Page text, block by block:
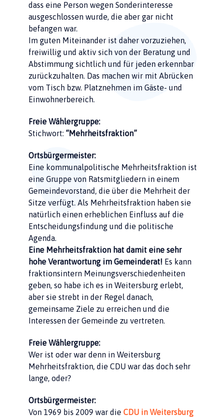
dass eine Person wegen Sonderinteresse
ausgeschlossen wurde, die aber gar nicht
befangen war.
Im guten Miteinander ist daher vorzuziehen,
freiwillig und aktiv sich von der Beratung und
Abstimmung sichtlich und für jeden erkennbar
zurückzuhalten. Das machen wir mit Abrücken
vom Tisch bzw. Platznehmen im Gäste- und
Einwohnerbereich.
Freie Wählergruppe:
Stichwort: “Mehrheitsfraktion”
Ortsbürgermeister:
Eine kommunalpolitische Mehrheitsfraktion ist
eine Gruppe von Ratsmitgliedern in einem
Gemeindevorstand, die über die Mehrheit der
Sitze verfügt. Als Mehrheitsfraktion haben sie
natürlich einen erheblichen Einfluss auf die
Entscheidungsfindung und die politische
Agenda.
Eine Mehrheitsfraktion hat damit eine sehr
hohe Verantwortung im Gemeinderat! Es kann
fraktionsintern Meinungsverschiedenheiten
geben, so habe ich es in Weitersburg erlebt,
aber sie strebt in der Regel danach,
gemeinsame Ziele zu erreichen und die
Interessen der Gemeinde zu vertreten.
Freie Wählergruppe:
Wer ist oder war denn in Weitersburg
Mehrheitsfraktion, die CDU war das doch sehr
lange, oder?
Ortsbürgermeister:
Von 1969 bis 2009 war die CDU in Weitersburg